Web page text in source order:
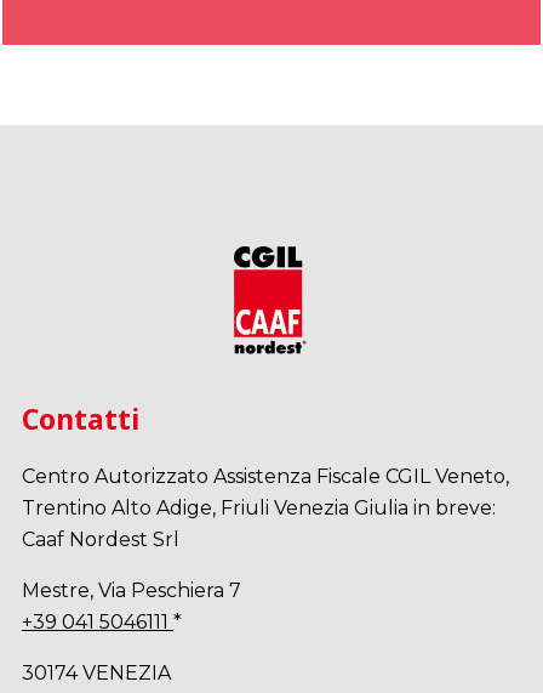
Contatti
Centro Autorizzato Assistenza Fiscale CGIL Veneto,
Trentino Alto Adige, Friuli Venezia Giulia in breve:
Caaf Nordest Srl
Mestre, Via Peschiera 7
+39 041 5046111 *
30174 VENEZIA